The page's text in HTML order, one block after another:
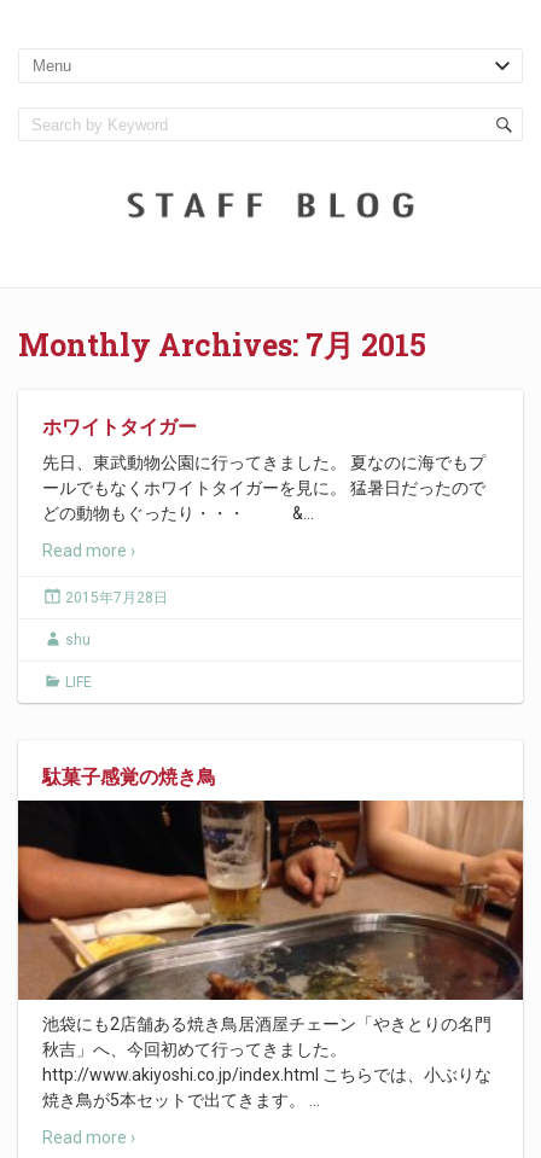
Monthly Archives: 7月 2015
ホワイトタイガー
先日、東武動物公園に行ってきました。 夏なのに海でもプ
ールでもなくホワイトタイガーを見に。 猛暑日だったので
どの動物もぐったり・・・ &
Read more ›
2015年7月28日
shu
LIFE
駄菓子感覚の焼き鳥
池袋にも2店舗ある焼き鳥居酒屋チェーン「やきとりの名門
秋吉」へ、今回初めて行ってきました。
http://www.akiyoshi.co.jp/index.html こちらでは、小ぶりな
焼き鳥が5本セットで出てきます。
Read more ›